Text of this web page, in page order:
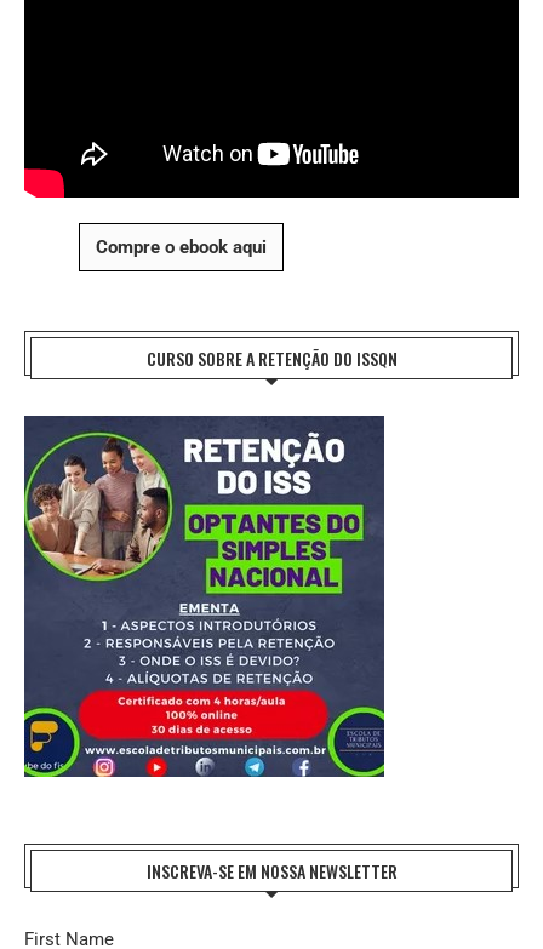
Compre o ebook aqui
CURSO SOBRE A RETENÇÃO DO ISSQN
INSCREVA-SE EM NOSSA NEWSLETTER
First Name